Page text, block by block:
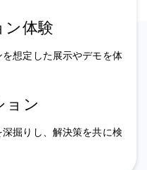
ン体験
想定した展示やデモを体
ョン
掘りし、解決策を共に検